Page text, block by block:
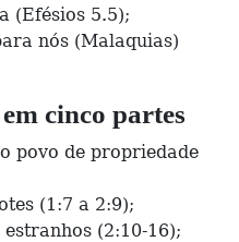
(Efésios 5.5);
nós (Malaquias)
cinco partes
povo de propriedade
(1:7 a 2:9);
(2:10-16);